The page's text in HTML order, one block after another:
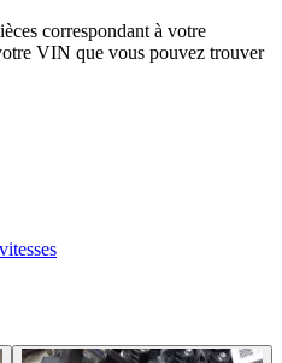
correspondant à votre
VIN que vous pouvez trouver